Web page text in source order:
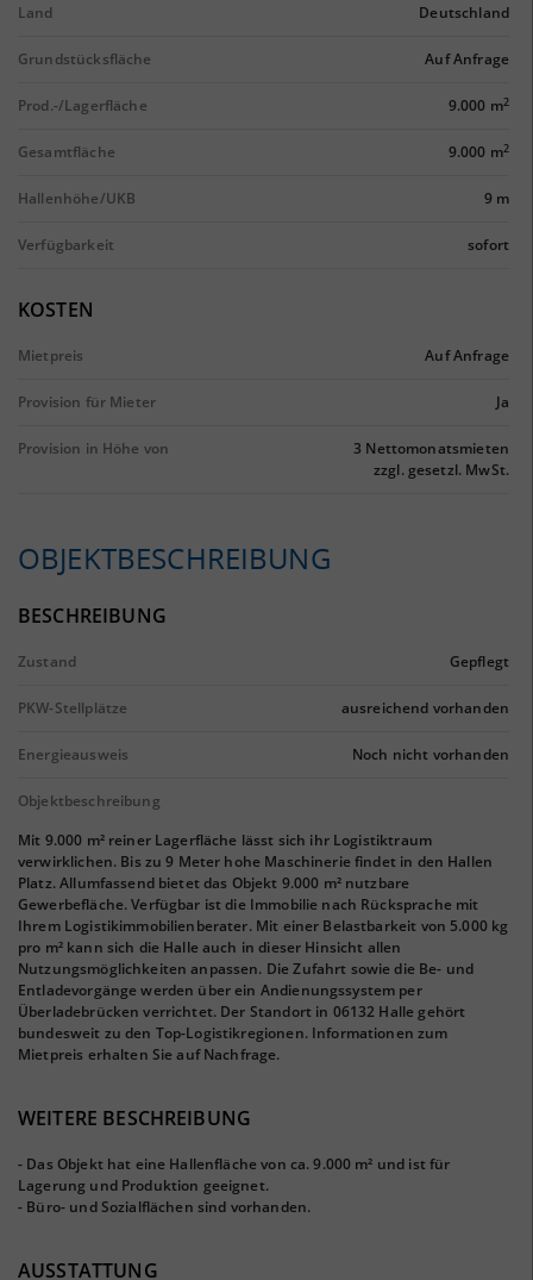
Land Deutschland
Grundstücksfläche Auf Anfrage
Prod.-/Lagerfläche 9.000 m2
Gesamtfläche 9.000 m2
Hallenhöhe/UKB 9 m
Verfügbarkeit sofort
KOSTEN
Mietpreis Auf Anfrage
Provision für Mieter Ja
Provision in Höhe von
3 Nettomonatsmieten
zzgl. gesetzl. MwSt.
OBJEKTBESCHREIBUNG
BESCHREIBUNG
Zustand Gepflegt
PKW-Stellplätze ausreichend vorhanden
Energieausweis Noch nicht vorhanden
Objektbeschreibung
Mit 9.000 m² reiner Lagerfläche lässt sich ihr Logistiktraum
verwirklichen. Bis zu 9 Meter hohe Maschinerie findet in den Hallen
Platz. Allumfassend bietet das Objekt 9.000 m² nutzbare
Gewerbefläche. Verfügbar ist die Immobilie nach Rücksprache mit
Ihrem Logistikimmobilienberater. Mit einer Belastbarkeit von 5.000 kg
pro m² kann sich die Halle auch in dieser Hinsicht allen
Nutzungsmöglichkeiten anpassen. Die Zufahrt sowie die Be- und
Entladevorgänge werden über ein Andienungssystem per
Überladebrücken verrichtet. Der Standort in 06132 Halle gehört
bundesweit zu den Top-Logistikregionen. Informationen zum
Mietpreis erhalten Sie auf Nachfrage.
WEITERE BESCHREIBUNG
- Das Objekt hat eine Hallenfläche von ca. 9.000 m² und ist für
Lagerung und Produktion geeignet.
- Büro- und Sozialflächen sind vorhanden.
AUSSTATTUNG